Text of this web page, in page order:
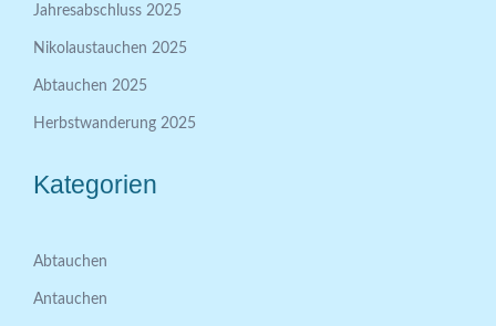
Jahresabschluss 2025
Nikolaustauchen 2025
Abtauchen 2025
Herbstwanderung 2025
Kategorien
Abtauchen
Antauchen